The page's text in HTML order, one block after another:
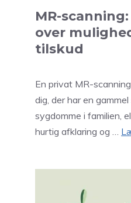
MR-
over
tilskud
En privat MR-
dig, der har en
sygdomme i familien,
hurtig afklaring og …